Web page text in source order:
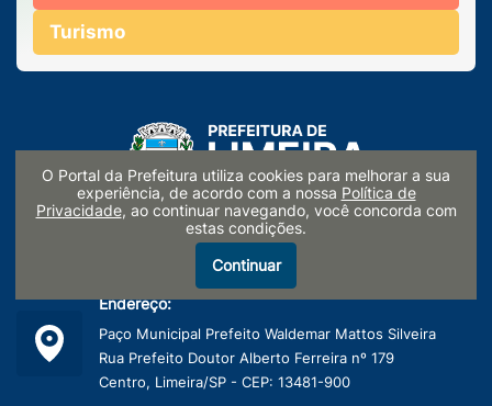
Turismo
Endereço:
Paço Municipal Prefeito Waldemar Mattos Silveira
Rua Prefeito Doutor Alberto Ferreira nº 179
Centro, Limeira/SP - CEP: 13481-900
O Portal da Prefeitura utiliza cookies para melhorar a sua
experiência, de acordo com a nossa Política de
Privacidade, ao continuar navegando, você concorda com
estas condições.
Continuar